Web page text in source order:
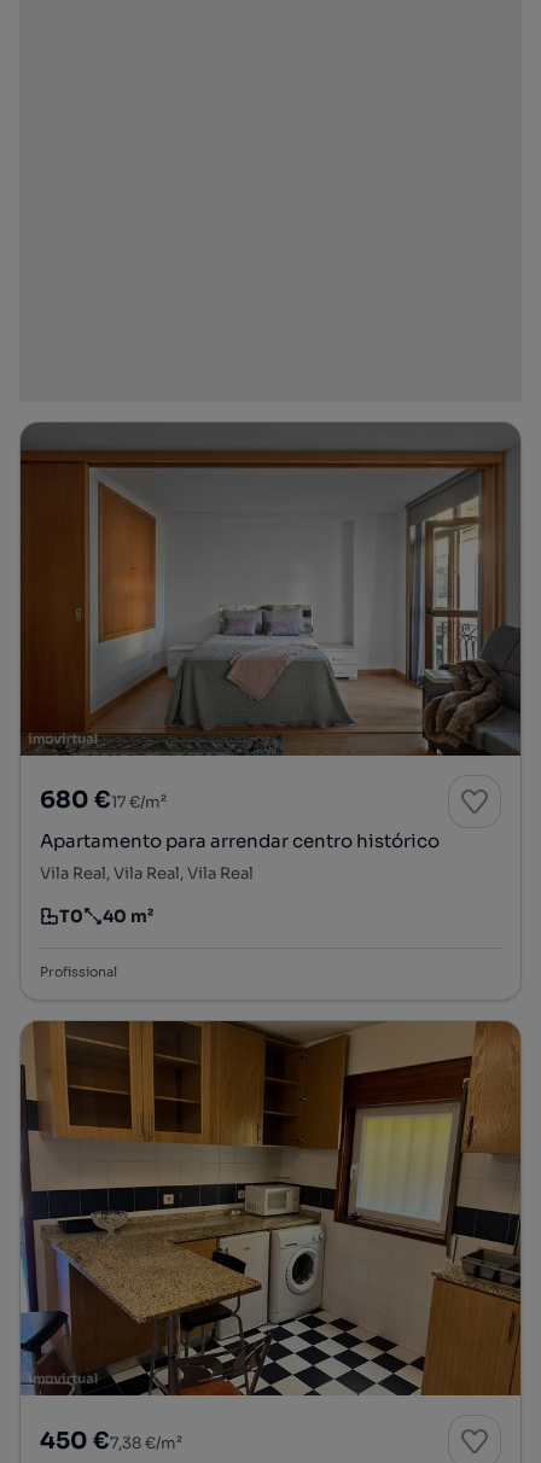
680 €17 €/m²
Apartamento para arrendar centro histórico
Vila Real, Vila Real, Vila Real
Tipologia
T0
Preço por metro quadrado
40 m²
Profissional
450 €7,38 €/m²